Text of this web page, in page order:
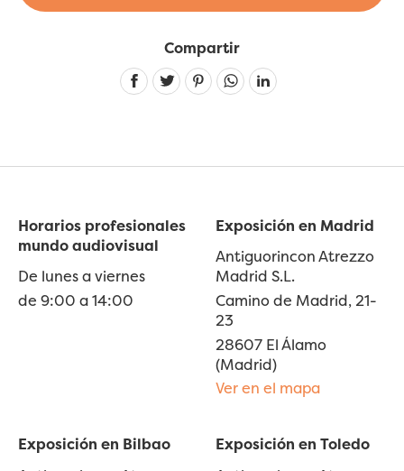
Compartir
Linkedin
Horarios profesionales
mundo audiovisual
De lunes a viernes
de 9:00 a 14:00
Exposición en Madrid
Antiguorincon Atrezzo
Madrid S.L.
Camino de Madrid, 21-
23
28607 El Álamo
(Madrid)
Ver en el mapa
Exposición en Bilbao
Exposición en Toledo